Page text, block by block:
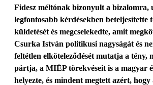
Fidesz méltónak bizonyult a bizalomra,
legfontosabb kérdésekben beteljesítette
küldetését és megcselekedte, amit
Csurka István politikusi nagyságát és
feltétlen elköteleződését mutatja a tény,
pártja, a MIÉP törekvéseit is a magyar
helyezte, és mindent megtett azért,